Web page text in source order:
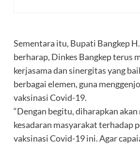
Sementara itu, Bupati Bangkep
berharap, Dinkes Bangkep terus
kerjasama dan sinergitas yang
berbagai elemen, guna
vaksinasi Covid-19.
“Dengan begitu, diharapkan akan
kesadaran masyarakat terhadap
vaksinasi Covid-19 ini. Agar